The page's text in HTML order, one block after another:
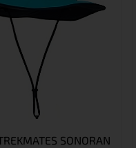
SONORAN